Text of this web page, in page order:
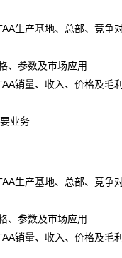
产基地、总部、竞争
参数及市场应用
量、收入、价格及毛
业务
产基地、总部、竞争
参数及市场应用
量、收入、价格及毛